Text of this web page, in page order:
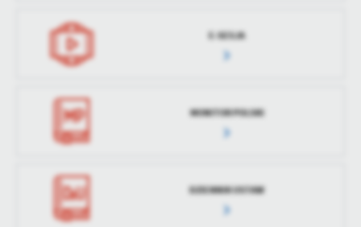
E-SESJA
MONITOR POLSKI
DZIENNIK USTAW